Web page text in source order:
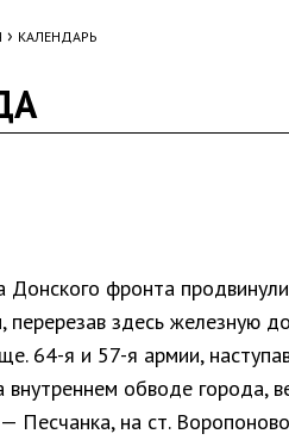
› КАЛЕНДАРЬ
Донского фронта
здесь железную
64-я и 57-я армии,
обводе города,
Песчанка, на ст.